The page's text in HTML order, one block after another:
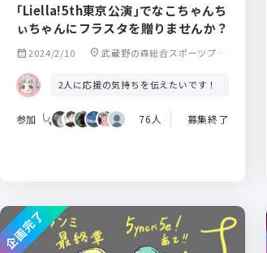
｢Liella!5th東京公演｣でなこちゃんち
ぃちゃんにフラスタを贈りませんか？
calendar_month2024/2/10 location_on 武蔵野の森総合スポーツプラ
2人に応援の気持ちを伝えたいです！
参加 76人 募集終了
企画完了